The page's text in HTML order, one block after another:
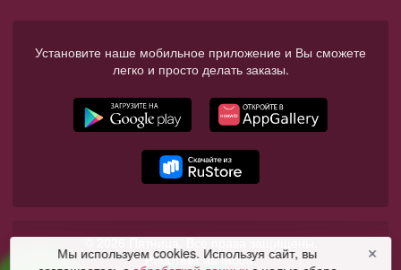
Установите наше мобильное приложение и Вы сможете
легко и просто делать заказы.
© 2026 Пятница. Все права защищены.
Работает на Moba.
Мы используем cookies. Используя сайт, вы
✕